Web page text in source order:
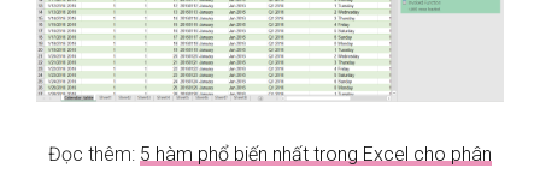
Đọc thêm: 5 hàm phổ biến nhất trong Excel cho phân